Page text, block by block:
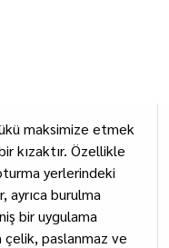
maksimize etmek
kızaktır. Özellikle
yerlerindeki
ayrıca burulma
bir uygulama
çelik, paslanmaz ve